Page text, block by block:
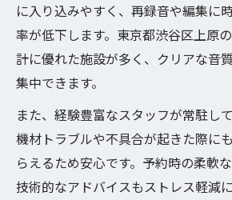
に入り込みやすく、再録音や編集に
率が低下します。東京都渋谷区上原
計に優れた施設が多く、クリアな音
集中できます。
また、経験豊富なスタッフが常駐し
機材トラブルや不具合が起きた際に
らえるため安心です。予約時の柔軟
技術的なアドバイスもストレス軽減